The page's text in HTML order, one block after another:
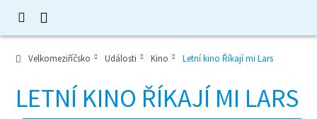
Velkomeziříčsko Události Kino Letní kino Říkají mi Lars
LETNÍ KINO ŘÍKAJÍ MI LARS